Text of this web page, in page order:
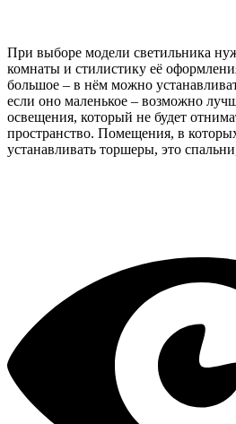
При выборе модели светильника
комнаты и стилистику её
большое – в нём можно
если оно маленькое – возможно
освещения, который не будет
пространство. Помещения, в
устанавливать торшеры, это